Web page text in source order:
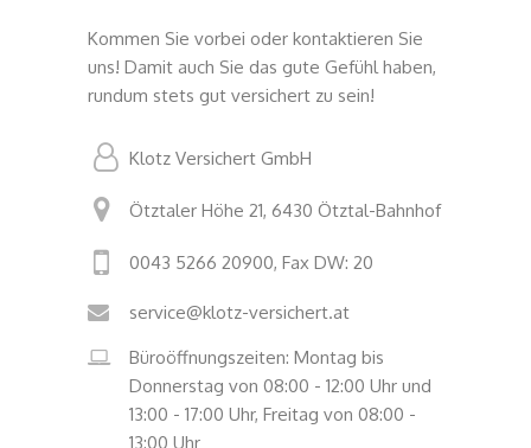
Kommen Sie vorbei oder kontaktieren Sie
uns! Damit auch Sie das gute Gefühl haben,
rundum stets gut versichert zu sein!
Klotz Versichert GmbH
Ötztaler Höhe 21, 6430 Ötztal-Bahnhof
0043 5266 20900, Fax DW: 20
service@klotz-versichert.at
Büroöffnungszeiten: Montag bis
Donnerstag von 08:00 - 12:00 Uhr und
13:00 - 17:00 Uhr, Freitag von 08:00 -
13:00 Uhr